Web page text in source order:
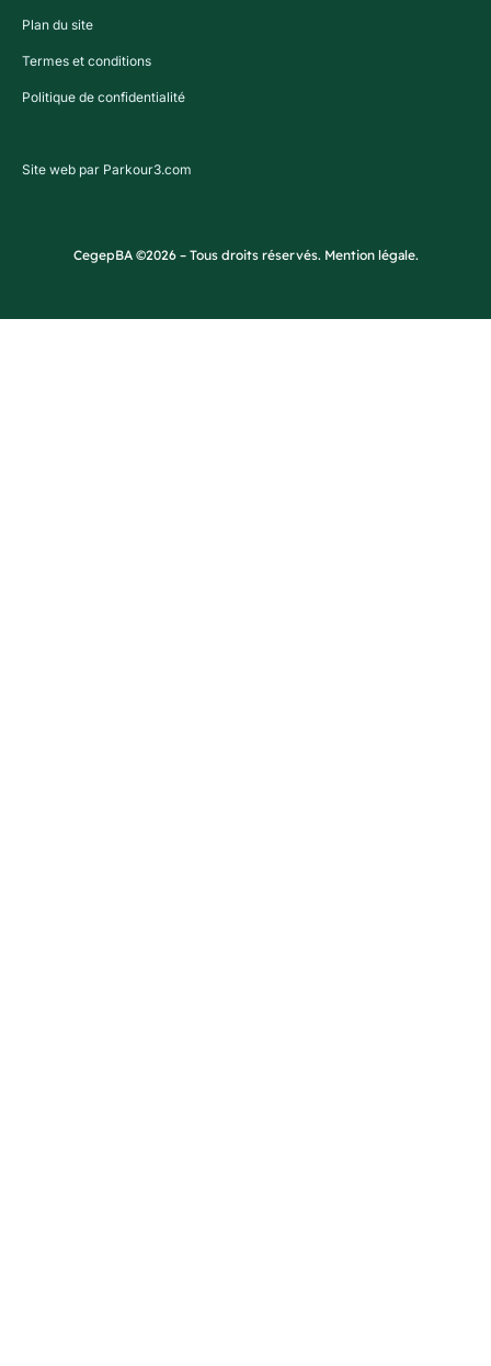
Plan du site
Termes et conditions
Politique de confidentialité
Site web par Parkour3.com
CegepBA ©2026 – Tous droits réservés. Mention légale.